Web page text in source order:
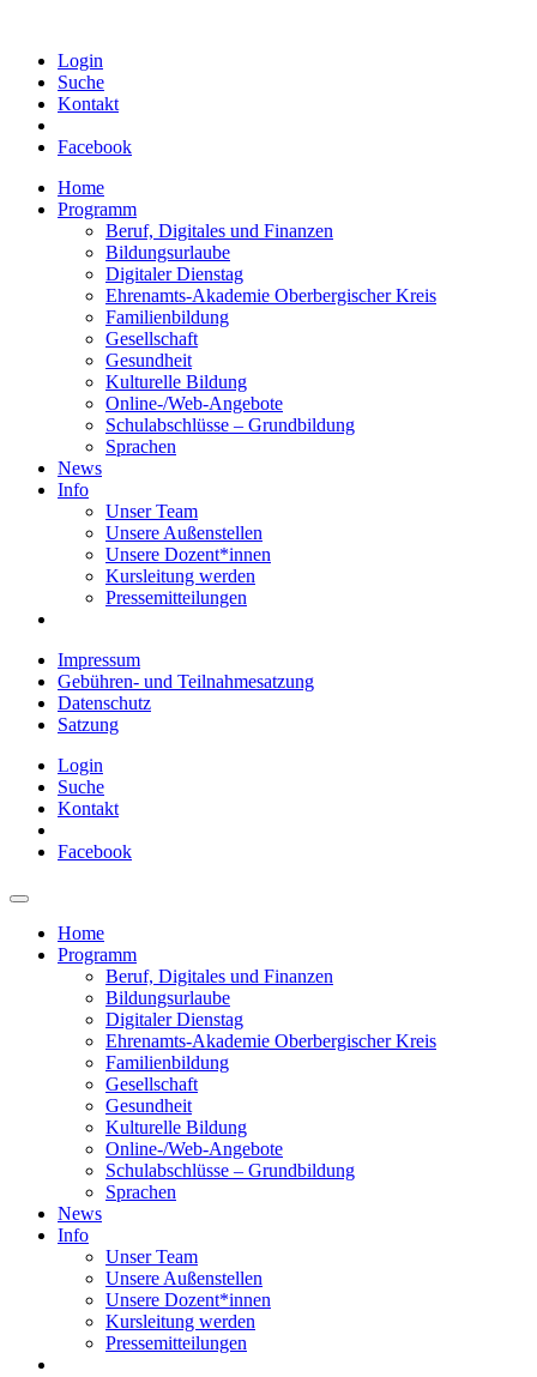
Login
Suche
Kontakt
Facebook
Home
Programm
Beruf, Digitales und Finanzen
Bildungsurlaube
Digitaler Dienstag
Ehrenamts-Akademie Oberbergischer Kreis
Familienbildung
Gesellschaft
Gesundheit
Kulturelle Bildung
Online-/Web-Angebote
Schulabschlüsse – Grundbildung
Sprachen
News
Info
Unser Team
Unsere Außenstellen
Unsere Dozent*innen
Kursleitung werden
Pressemitteilungen
Impressum
Gebühren- und Teilnahmesatzung
Datenschutz
Satzung
Login
Suche
Kontakt
Facebook
Home
Programm
Beruf, Digitales und Finanzen
Bildungsurlaube
Digitaler Dienstag
Ehrenamts-Akademie Oberbergischer Kreis
Familienbildung
Gesellschaft
Gesundheit
Kulturelle Bildung
Online-/Web-Angebote
Schulabschlüsse – Grundbildung
Sprachen
News
Info
Unser Team
Unsere Außenstellen
Unsere Dozent*innen
Kursleitung werden
Pressemitteilungen